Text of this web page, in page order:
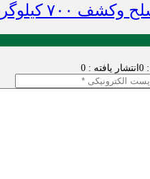
مواد مخدر
انتشار یافته : 0